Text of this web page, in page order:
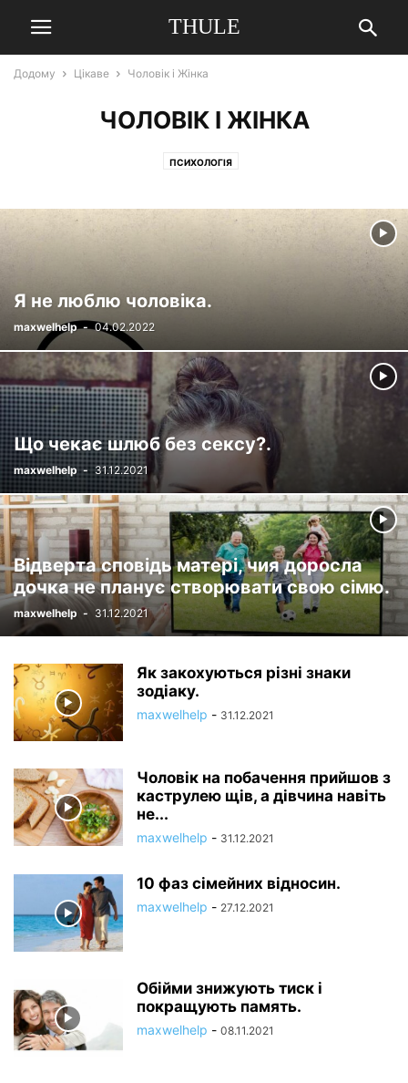
THULE
Додому Цікаве Чоловік і Жінка
ЧОЛОВІК І ЖІНКА
ПСИХОЛОГІЯ
Я не люблю чоловіка.
maxwelhelp - 04.02.2022
Що чекає шлюб без сексу?.
maxwelhelp - 31.12.2021
Відверта сповідь матері, чия доросла
дочка не планує створювати свою сімю.
maxwelhelp - 31.12.2021
Як закохуються різні знаки
зодіаку.
maxwelhelp - 31.12.2021
Чоловік на побачення прийшов з
каструлею щів, а дівчина навіть
не...
maxwelhelp - 31.12.2021
10 фаз сімейних відносин.
maxwelhelp - 27.12.2021
Обійми знижують тиск і
покращують память.
maxwelhelp - 08.11.2021